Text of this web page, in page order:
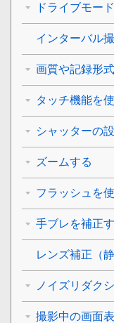
ドライブモー
インターバル
画質や記録形
タッチ機能を
シャッターの
ズームする
フラッシュを
手ブレを補正
レンズ補正 （
ノイズリダク
撮影中の画面